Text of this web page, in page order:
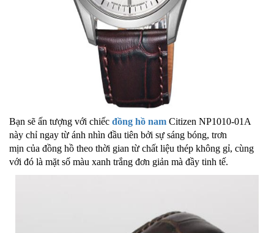
Bạn sẽ ấn tượng với chiếc đồng hồ nam Citizen NP1010-01A
này chỉ ngay từ ánh nhìn đầu tiên bởi sự sáng bóng, trơn
mịn của đồng hồ theo thời gian từ chất liệu thép không gỉ, cùng
với đó là mặt số màu xanh trắng đơn giản mà đầy tinh tế.